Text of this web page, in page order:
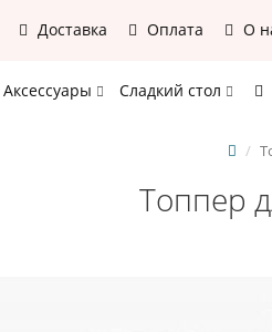
Доставка Оплата О
Аксессуары Сладкий стол
Топпер